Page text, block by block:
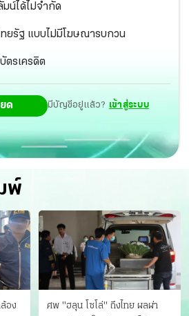
น์ได้ไม่จำกัด
ทยรัฐ แบบไม่มีโฆษณารบกวน
ตรเครดิต
ด มีบัญชีอยู่แล้ว? เข้าสู่ระบบ
พ์
อง
ศพ "ฮลุน โซโล่" ถึงไทย ผลผ่า